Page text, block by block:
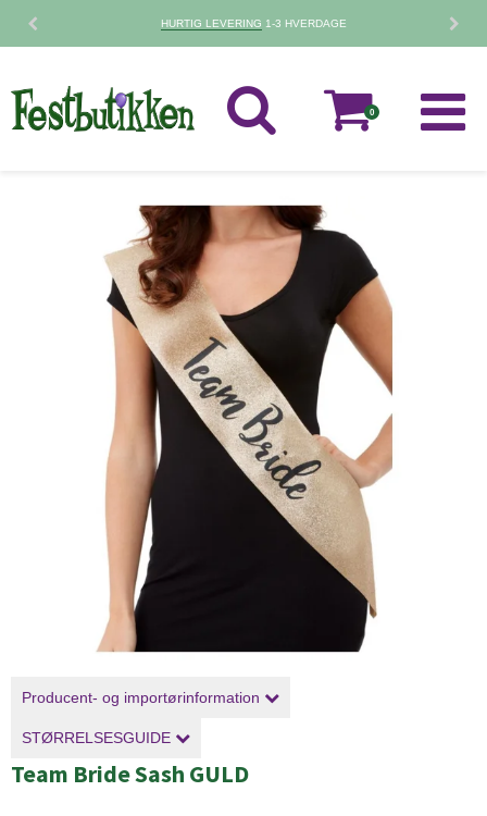
HURTIG LEVERING 1-3 HVERDAGE
0
Producent- og importørinformation
STØRRELSESGUIDE
Team Bride Sash GULD